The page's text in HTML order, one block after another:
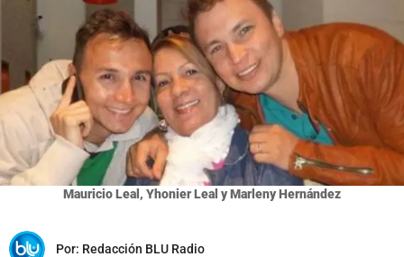
Mauricio Leal, Yhonier Leal y Marleny Hernández
Por: Redacción BLU Radio